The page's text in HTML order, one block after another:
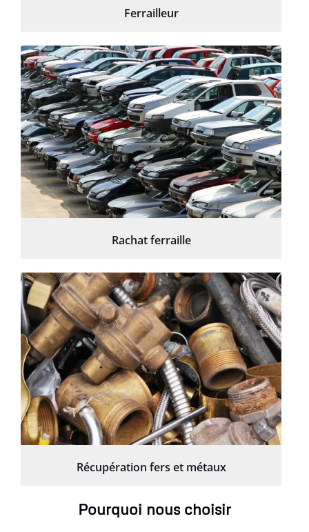
Ferrailleur
Rachat ferraille
Récupération fers et métaux
Pourquoi nous choisir